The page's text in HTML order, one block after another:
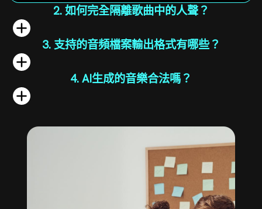
2. 如何完全隔離歌曲中的人聲？
3. 支持的音頻檔案輸出格式有哪些？
4. AI生成的音樂合法嗎？